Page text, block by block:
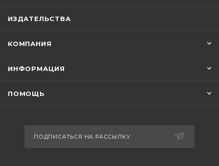
ИЗДАТЕЛЬСТВА
КОМПАНИЯ
ИНФОРМАЦИЯ
ПОМОЩЬ
ПОДПИСАТЬСЯ НА РАССЫЛКУ